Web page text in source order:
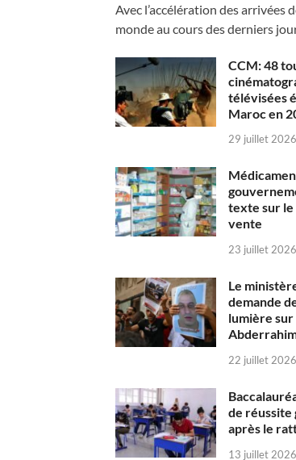
Avec l’accélération des arrivées
monde au cours des derniers
CCM: 48
télévisées
Maroc en
29 juillet 2026
texte sur le
vente
23 juillet 2026
Le
demande
lumière sur
22 juillet 2026
de réussite
après le
13 juillet 2026